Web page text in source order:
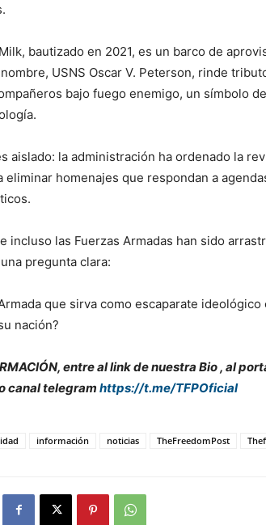
bautizado en 2021, es un barco de
USNS Oscar V. Peterson, rinde
bajo fuego enemigo, un símbolo
aislado: la administración ha ordenado la
eliminar homenajes que respondan a
incluso las Fuerzas Armadas han sido
pregunta clara:
que sirva como escaparate
nación?
entre al link de nuestra Bio , al
canal telegram https://t.me/TFPOficial
información noticias TheFreedomPost